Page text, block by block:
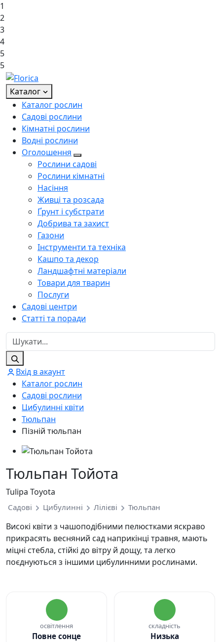
1
2
3
4
5
5
Каталог
Каталог рослин
Садові рослини
Кімнатні рослини
Водні рослини
Оголошення
Рослини садові
Рослини кімнатні
Насіння
Живці та розсада
Ґрунт і субстрати
Добрива та захист
Газони
Інструменти та техніка
Кашпо та декор
Ландшафтні матеріали
Товари для тварин
Послуги
Садові центри
Статті та поради
Вхід в акаунт
Каталог рослин
Садові рослини
Цибулинні квіти
Тюльпан
Пізній тюльпан
Тюльпан Тойота
Tulipa Toyota
Садові Цибулинні Лілієві Тюльпан
Високі квіти з чашоподібними пелюстками яскраво
прикрасять весняний сад наприкінці травня, мають
міцні стебла, стійкі до вітру й дощу, та легко
поєднуються з іншими цибулинними рослинами.
освітлення
Повне сонце
складність
Низька